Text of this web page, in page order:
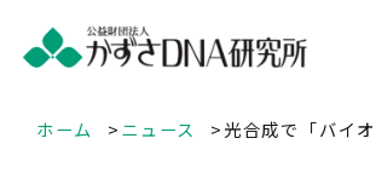
ホーム ニュース 光合成で「バイ